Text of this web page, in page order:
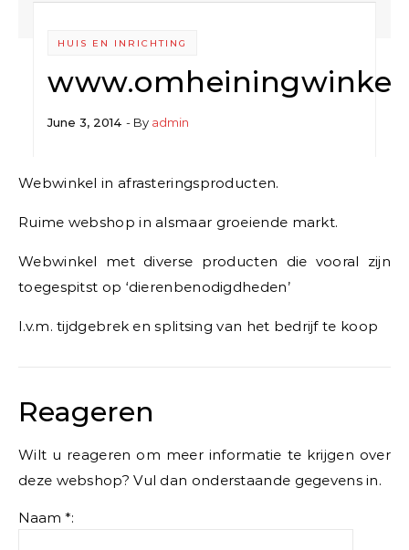
HUIS EN INRICHTING
June 3, 2014 - By admin
Webwinkel in afrasteringsproducten.
Ruime webshop in alsmaar groeiende markt.
Webwinkel met diverse producten die vooral zijn
toegespitst op ‘dierenbenodigdheden’
I.v.m. tijdgebrek en splitsing van het bedrijf te koop
Reageren
Wilt u reageren om meer informatie te krijgen over
deze webshop? Vul dan onderstaande gegevens in.
Naam *: